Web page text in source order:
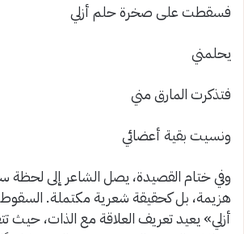
فسقطت على صخرة حلم أزلي
يحلمني
فتذكرت المارق مني
ونسيت بقية أعضائي
وفي ختام القصيدة، يصل الشاعر إلى لحظة
هزيمة، بل كحقيقة شعرية مكتملة.
أزلي» يعيد تعريف العلاقة مع الذات، حيث